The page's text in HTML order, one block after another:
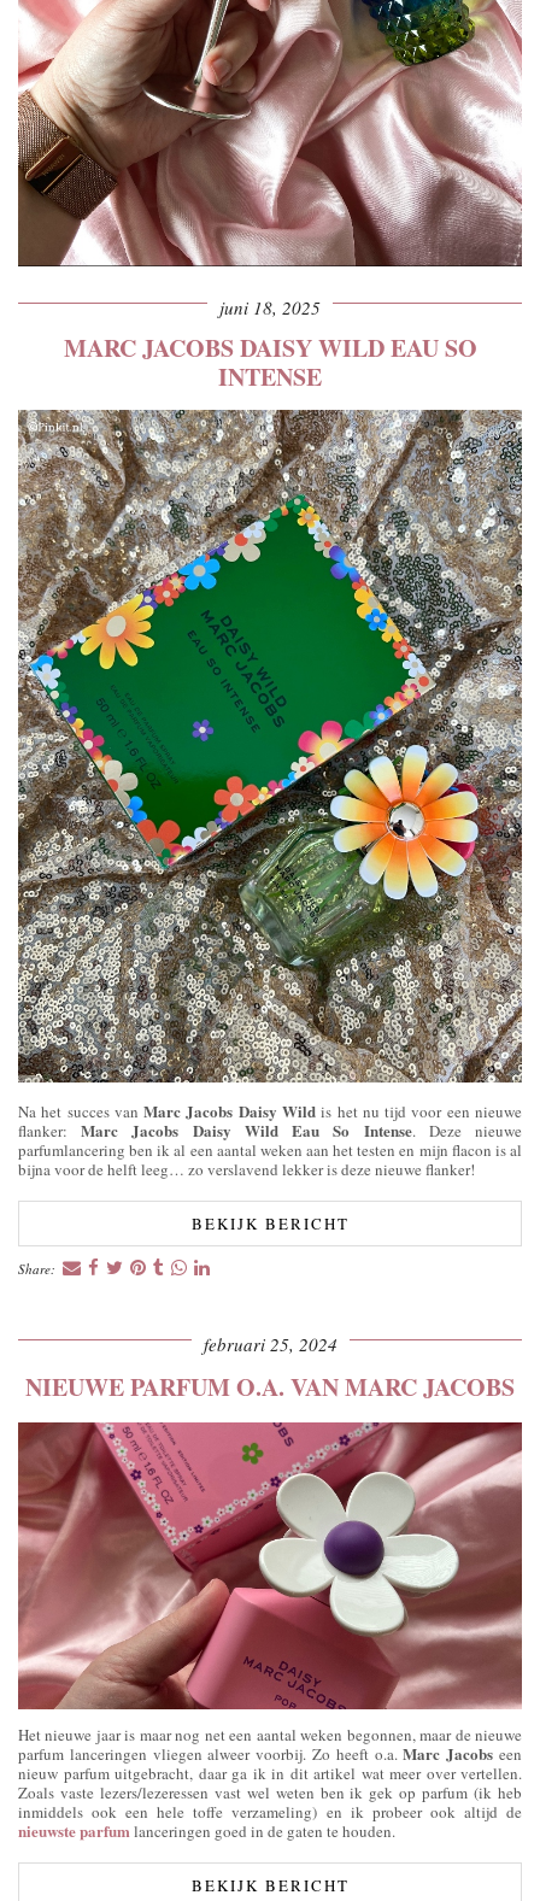
juni 18, 2025
MARC JACOBS DAISY WILD EAU SO
INTENSE
Na het succes vanMarc Jacobs Daisy Wild is het nu tijd voor een nieuwe
flanker:Marc Jacobs Daisy Wild Eau So Intense. Deze nieuwe
parfumlancering ben ik al een aantal weken aan het testen en mijn flacon is al
bijna voor de helft leeg… zo verslavend lekker is deze nieuwe flanker!
BEKIJK BERICHT
Share:
februari 25, 2024
NIEUWE PARFUM O.A. VAN MARC JACOBS
Het nieuwe jaar is maar nog net een aantal weken begonnen, maar de nieuwe
parfum lanceringen vliegen alweer voorbij. Zo heeft o.a.Marc Jacobs een
nieuw parfum uitgebracht, daar ga ik in dit artikel wat meer over vertellen.
Zoals vaste lezers/lezeressen vast wel weten ben ik gek op parfum (ik heb
inmiddels ook een hele toffe verzameling) en ik probeer ook altijd de
nieuwste parfumlanceringen goed in de gaten te houden.
BEKIJK BERICHT